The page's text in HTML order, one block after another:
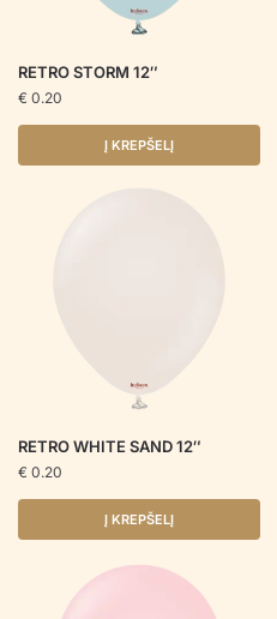
RETRO STORM 12″
€ 0.20
Į KREPŠELĮ
RETRO WHITE SAND 12″
€ 0.20
Į KREPŠELĮ